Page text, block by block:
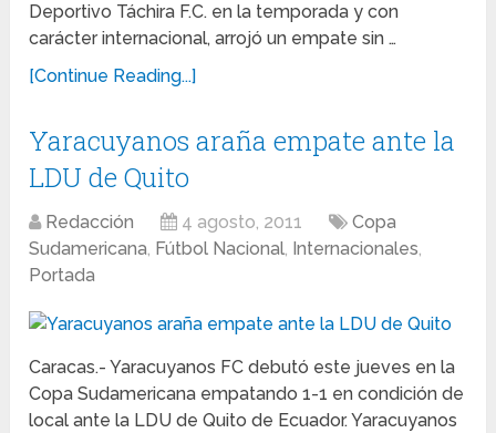
Deportivo Táchira F.C. en la temporada y con
carácter internacional, arrojó un empate sin …
[Continue Reading...]
Yaracuyanos araña empate ante la
LDU de Quito
Redacción 4 agosto, 2011
Copa
Sudamericana, Fútbol Nacional, Internacionales,
Portada
Caracas.- Yaracuyanos FC debutó este jueves en la
Copa Sudamericana empatando 1-1 en condición de
local ante la LDU de Quito de Ecuador. Yaracuyanos